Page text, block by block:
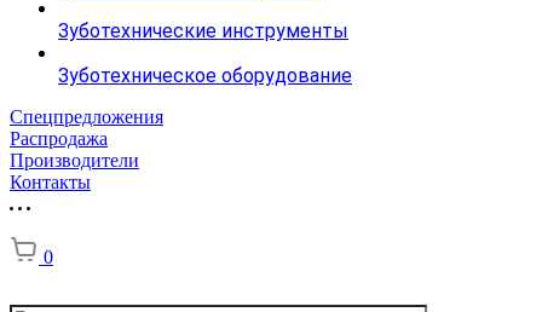
Зуботехнические инструменты
Зуботехническое оборудование
Спецпредложения
Распродажа
Производители
Контакты
0